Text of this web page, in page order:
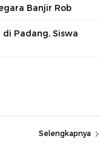
Banjir Rob
Padang, Siswa
Selengkapnya